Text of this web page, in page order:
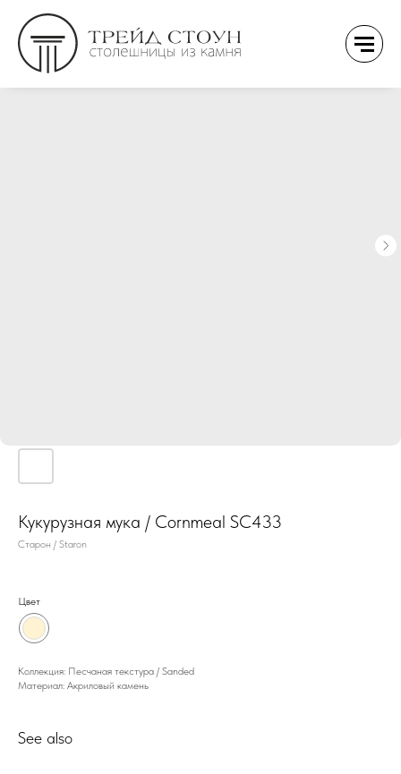
Кукурузная мука / Cornmeal SC433
Старон / Staron
Цвет
Коллекция: Песчаная текстура / Sanded
Материал: Акриловый камень
See also